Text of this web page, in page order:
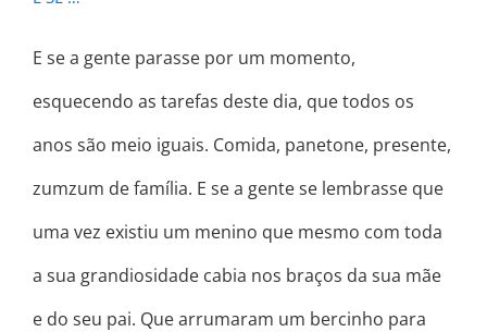
E se a gente parasse por um momento,
esquecendo as tarefas deste dia, que todos os
anos são meio iguais. Comida, panetone, presente,
zumzum de família. E se a gente se lembrasse que
uma vez existiu um menino que mesmo com toda
a sua grandiosidade cabia nos braços da sua mãe
e do seu pai. Que arrumaram um bercinho para